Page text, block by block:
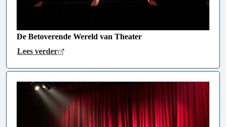
De Betoverende Wereld van Theater
Lees verder